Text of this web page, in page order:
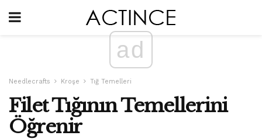
ad
Needlecrafts Kroşe Tığ Temelleri
Filet Tığının Temellerini
Öğrenir